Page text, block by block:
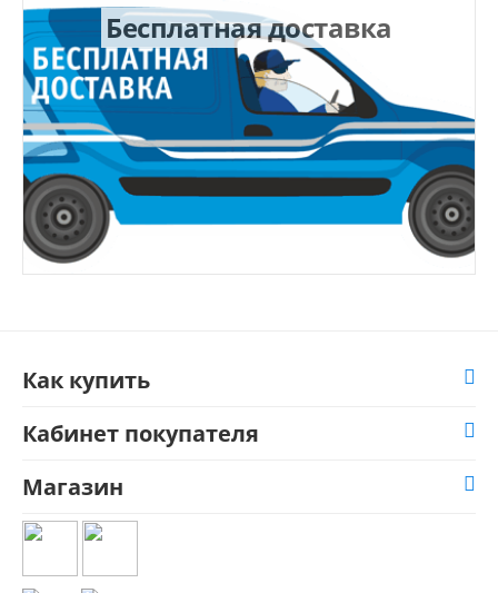
Бесплатная доставка
Как купить
Кабинет покупателя
Магазин